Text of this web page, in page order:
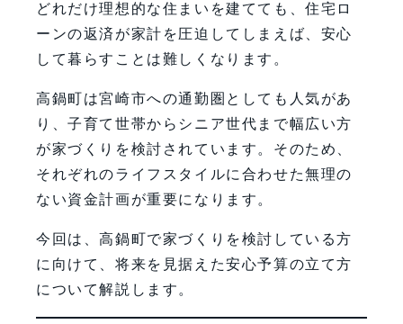
どれだけ理想的な住まいを建てても、住宅ロ
ーンの返済が家計を圧迫してしまえば、安心
して暮らすことは難しくなります。
高鍋町は宮崎市への通勤圏としても人気があ
り、子育て世帯からシニア世代まで幅広い方
が家づくりを検討されています。そのため、
それぞれのライフスタイルに合わせた無理の
ない資金計画が重要になります。
今回は、高鍋町で家づくりを検討している方
に向けて、将来を見据えた安心予算の立て方
について解説します。